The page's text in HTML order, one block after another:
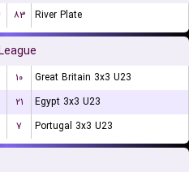
۸۳ River Plate
۱۰
Great Britain 3x3 U23
۲۱
Egypt 3x3 U23
۷ Portugal 3x3 U23